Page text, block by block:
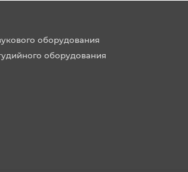
оборудования
оборудования